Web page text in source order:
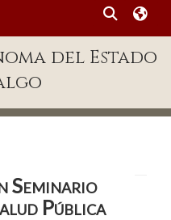
del Estado
Seminario
Pública